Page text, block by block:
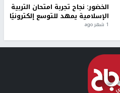
الخضور: نجاح تجربة امتحان التربية
الإسلامية يمهد للتوسع إلكترونيًا
1 شهر ago